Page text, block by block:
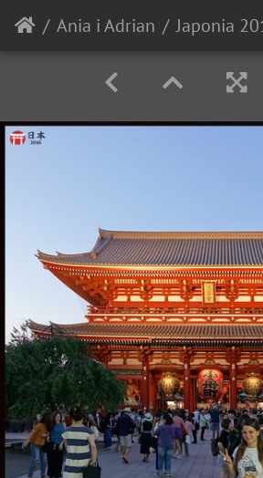
Ania i Adrian